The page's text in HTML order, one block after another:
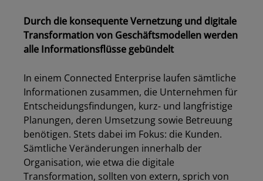
Durch die konsequente Vernetzung und digitale
Transformation von Geschäftsmodellen werden
alle Informationsflüsse gebündelt
In einem Connected Enterprise laufen sämtliche
Informationen zusammen, die Unternehmen für
Entscheidungsfindungen, kurz- und langfristige
Planungen, deren Umsetzung sowie Betreuung
benötigen. Stets dabei im Fokus: die Kunden.
Sämtliche Veränderungen innerhalb der
Organisation, wie etwa die digitale
Transformation, sollten von extern, sprich von